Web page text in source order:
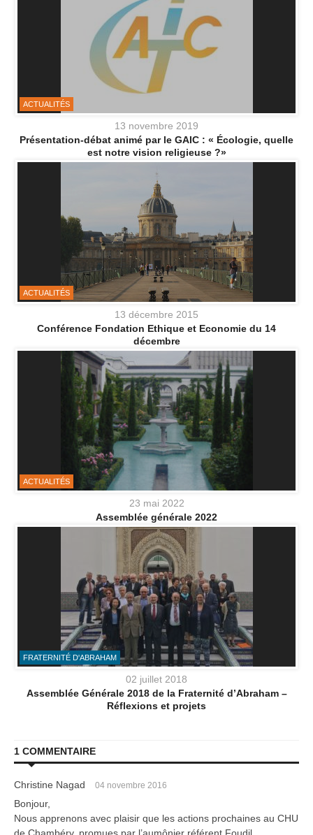
ACTUALITÉS
13 novembre 2019
Présentation-débat animé par le GAIC : « Écologie, quelle
est notre vision religieuse ?»
ACTUALITÉS
13 décembre 2015
Conférence Fondation Ethique et Economie du 14
décembre
ACTUALITÉS
23 mai 2022
Assemblée générale 2022
FRATERNITÉ D'ABRAHAM
02 juillet 2018
Assemblée Générale 2018 de la Fraternité d’Abraham –
Réflexions et projets
1 COMMENTAIRE
Christine Nagad 04 novembre 2016
Bonjour,
Nous apprenons avec plaisir que les actions prochaines au CHU